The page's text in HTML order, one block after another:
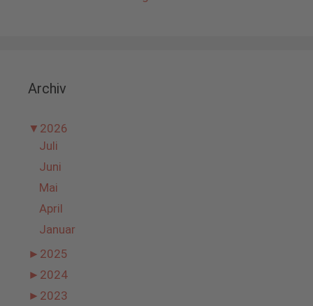
Archiv
▼ 2026
Juli
Juni
Mai
April
Januar
► 2025
► 2024
► 2023